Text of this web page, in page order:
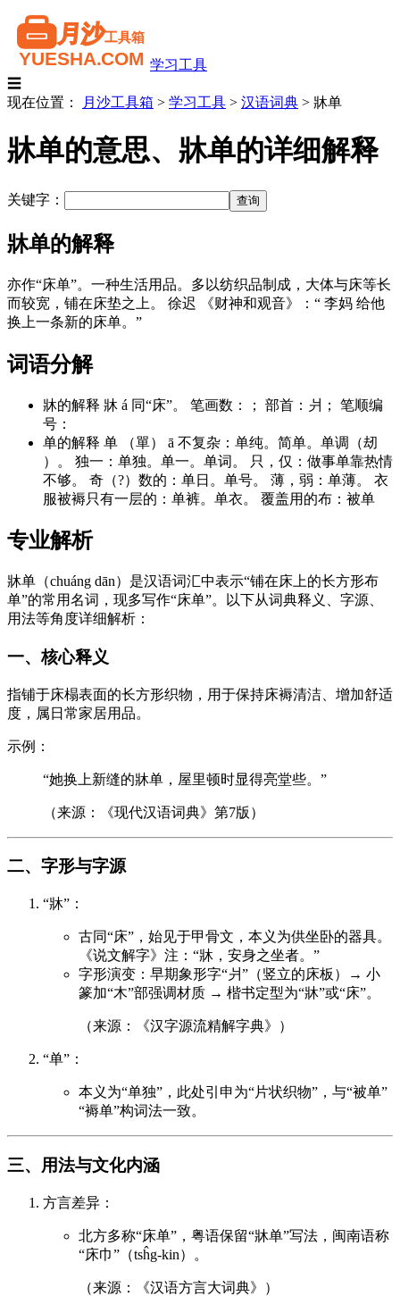
学习工具
☰
现在位置：
月沙工具箱 > 学习工具 > 汉语词典 > 牀单
牀单的意思、牀单的详细解释
关键字：
牀单的解释
亦作“床单”。一种生活用品。多以纺织品制成，大体与床等长
而较宽，铺在床垫之上。 徐迟 《财神和观音》：“ 李妈 给他
换上一条新的床单。”
词语分解
牀的解释 牀 á 同“床”。 笔画数：； 部首：爿； 笔顺编
号：
单的解释 单 （單） ā 不复杂：单纯。简单。单调（刼
）。 独一：单独。单一。单词。 只，仅：做事单靠热情
不够。 奇（?）数的：单日。单号。 薄，弱：单薄。 衣
服被褥只有一层的：单裤。单衣。 覆盖用的布：被单
专业解析
牀单（chuáng dān）是汉语词汇中表示“铺在床上的长方形布
单”的常用名词，现多写作“床单”。以下从词典释义、字源、
用法等角度详细解析：
一、核心释义
指铺于床榻表面的长方形织物，用于保持床褥清洁、增加舒适
度，属日常家居用品。
示例：
“她换上新缝的牀单，屋里顿时显得亮堂些。”
（来源：《现代汉语词典》第7版）
二、字形与字源
“牀”：
古同“床”，始见于甲骨文，本义为供坐卧的器具。
《说文解字》注：“牀，安身之坐者。”
字形演变：早期象形字“爿”（竖立的床板）→ 小
篆加“木”部强调材质 → 楷书定型为“牀”或“床”。
（来源：《汉字源流精解字典》）
“单”：
本义为“单独”，此处引申为“片状织物”，与“被单”
“褥单”构词法一致。
三、用法与文化内涵
方言差异：
北方多称“床单”，粤语保留“牀单”写法，闽南语称
“床巾”（tsĥg-kin）。
（来源：《汉语方言大词典》）